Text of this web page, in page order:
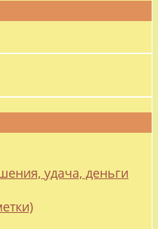
удача, деньги